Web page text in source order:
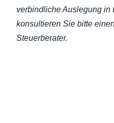
verbindliche Auslegung in
konsultieren Sie bitte
Steuerberater.